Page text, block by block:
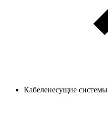
Кабеленесущие системы